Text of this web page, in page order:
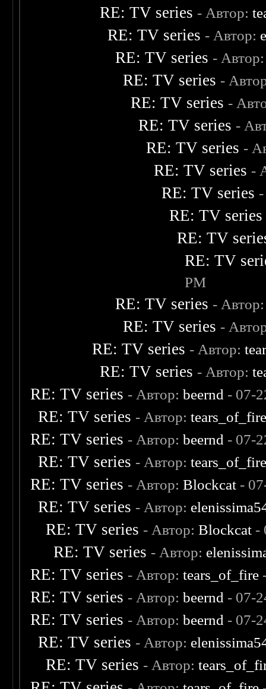
RE: TV series - Автор:
RE: TV series - Автор:
RE: TV series -
RE: TV series -
RE: TV series -
RE: TV series -
RE: TV series -
RE: TV series -
RE: TV series
RE: TV series
RE: TV
RE: TV
PM
RE: TV series -
RE: TV series -
RE: TV series - Автор:
RE: TV series - Автор:
RE: TV series - Автор:beernd - 07-
RE: TV series - Автор:
RE: TV series - Автор:beernd - 07-
RE: TV series - Автор:
RE: TV series - Автор:Blockcat -
RE: TV series - Автор:
RE: TV series - Автор:Blockcat -
RE: TV series - Автор:
RE: TV series - Автор:tears_of_fire
RE: TV series - Автор:beernd - 07-
RE: TV series - Автор:beernd - 07-
RE: TV series - Автор:
RE: TV series - Автор: